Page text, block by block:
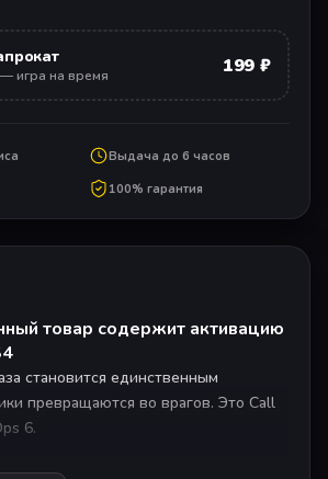
игра на время 199 ₽
Выдача до 6 часов
100% гарантия
товар содержит активацию
становится единственным
превращаются во врагов. Это Call
6.